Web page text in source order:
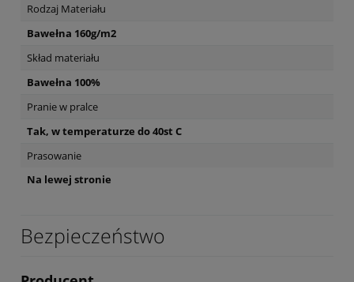
Rodzaj Materiału
Bawełna 160g/m2
Skład materiału
Bawełna 100%
Pranie w pralce
Tak, w temperaturze do 40st C
Prasowanie
Na lewej stronie
Bezpieczeństwo